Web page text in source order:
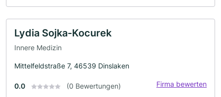
Lydia Sojka-Kocurek
Innere Medizin
Mittelfeldstraße 7, 46539 Dinslaken
0.0 (0 Bewertungen) Firma bewerten